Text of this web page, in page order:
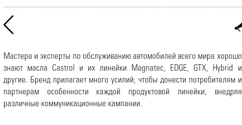
Мастера и эксперты по обслуживанию автомобилей всего мира хорошо
знают масла Castrol и их линейки Magnatec, EDGE, GTX, Hybrid и
другие. Бренд прилагает много усилий, чтобы донести потребителям и
партнерам особенности каждой продуктовой линейки, внедряя
различные коммуникационные кампании.